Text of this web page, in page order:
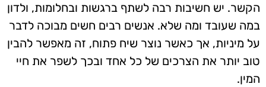
הקשר. יש חשיבות רבה לשתף ברגשות ובחלומות, ולדון
במה שעובד ומה שלא. אנשים רבים חשים מבוכה לדבר
על מיניות, אך כאשר נוצר שיח פתוח, זה מאפשר להבין
טוב יותר את הצרכים של כל אחד ובכך לשפר את חיי
המין.